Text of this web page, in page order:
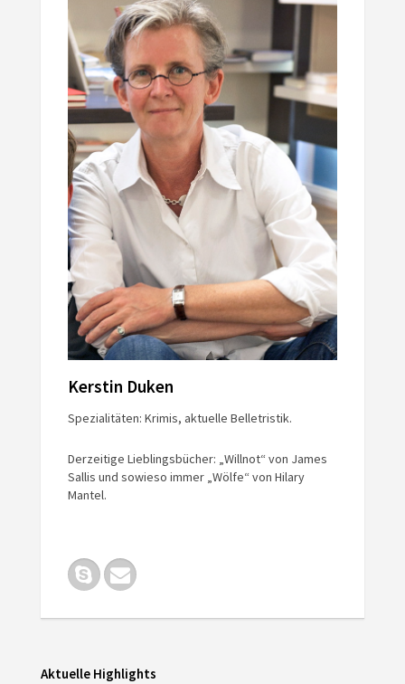
Kerstin Duken
Spezialitäten: Krimis, aktuelle Belletristik.
Derzeitige Lieblingsbücher: „Willnot“ von James
Sallis und sowieso immer „Wölfe“ von Hilary
Mantel.
Aktuelle Highlights